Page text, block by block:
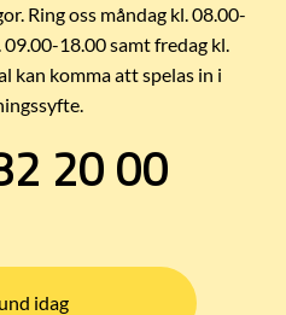
Ring oss måndag kl. 08.00-
18.00 samt fredag kl.
kan komma att spelas in i
20 00
idag